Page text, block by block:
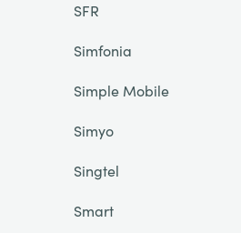
SFR
Simfonia
Simple Mobile
Simyo
Singtel
Smart